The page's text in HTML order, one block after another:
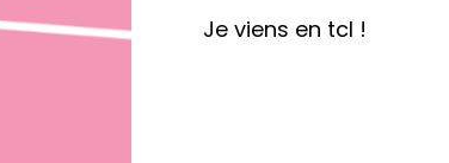
Je viens en tcl !